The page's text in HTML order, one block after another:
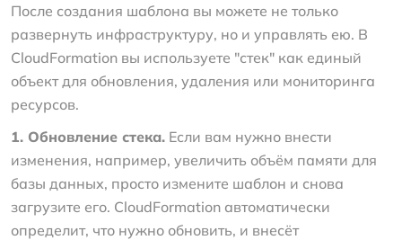
После создания шаблона вы можете не только
развернуть инфраструктуру, но и управлять ею. В
CloudFormation вы используете "стек" как единый
объект для обновления, удаления или мониторинга
ресурсов.
1. Обновление стека. Если вам нужно внести
изменения, например, увеличить объём памяти для
базы данных, просто измените шаблон и снова
загрузите его. CloudFormation автоматически
определит, что нужно обновить, и внесёт